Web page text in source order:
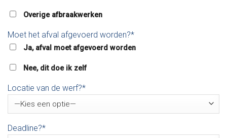
Overige afbraakwerken
Moet het afval afgevoerd worden?*
Ja, afval moet afgevoerd worden
Nee, dit doe ik zelf
Locatie van de werf?*
Deadline?*